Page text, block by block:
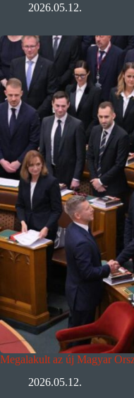
2026.05.12.
Megalakult az új Magyar
2026.05.12.